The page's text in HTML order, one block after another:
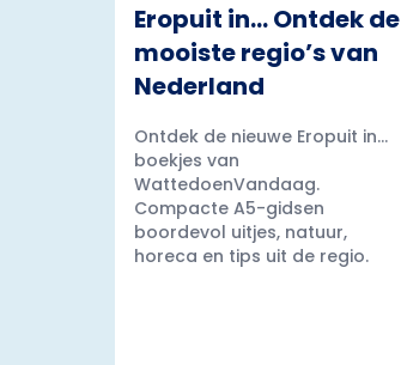
Eropuit in… Ontdek de
mooiste regio’s van
Nederland
Ontdek de nieuwe Eropuit in...
boekjes van
WattedoenVandaag.
Compacte A5-gidsen
boordevol uitjes, natuur,
horeca en tips uit de regio.